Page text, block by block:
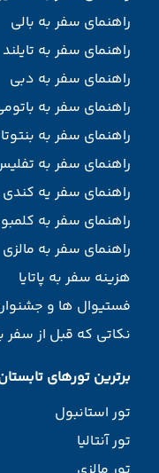
راهنمای سفر به بالی
راهنمای سفر به تایلند
راهنمای سفر به دبی
راهنمای سفر به
راهنمای سفر به
راهنمای سفر به
راهنمای سفر یه کندی
راهنمای سفر به
راهنمای سفر به مالزی
هزینه سفر به پاتایا
فستیوال ها و
نکاتی که قبل از سفر
برترین تورهای تابستان
تور استانبول
تور آنتالیا